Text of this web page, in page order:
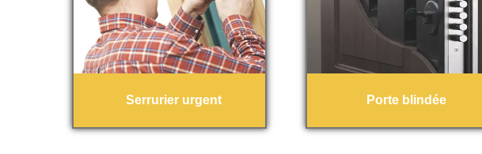
Serrurier urgent Porte blindée